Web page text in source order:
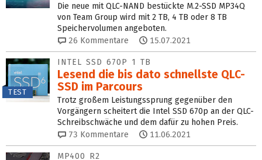
Die neue mit QLC-NAND bestückte M.2-SSD MP34Q
von Team Group wird mit 2 TB, 4 TB oder 8 TB
Speichervolumen angeboten.
26 Kommentare 15.07.2021
TEST
INTEL SSD 670P 1 TB
Lesend die bis dato schnellste QLC-
SSD im Parcours
Trotz großem Leistungssprung gegenüber den
Vorgängern scheitert die Intel SSD 670p an der QLC-
Schreibschwäche und dem dafür zu hohen Preis.
73 Kommentare 11.06.2021
MP400 R2